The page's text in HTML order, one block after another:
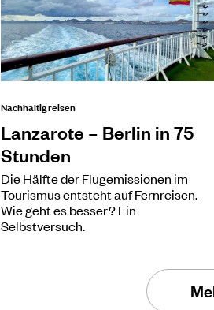
Nachhaltig reisen
Lanzarote – Berlin in 75
Stunden
Die Hälfte der Flugemissionen im
Tourismus entsteht auf Fernreisen.
Wie geht es besser? Ein
Selbstversuch.